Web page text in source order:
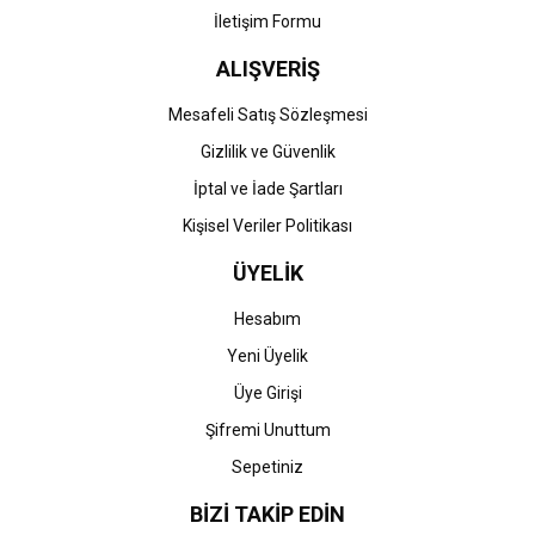
İletişim Formu
ALIŞVERİŞ
Mesafeli Satış Sözleşmesi
Gizlilik ve Güvenlik
İptal ve İade Şartları
Kişisel Veriler Politikası
ÜYELİK
Hesabım
Yeni Üyelik
Üye Girişi
Şifremi Unuttum
Sepetiniz
BİZİ TAKİP EDİN